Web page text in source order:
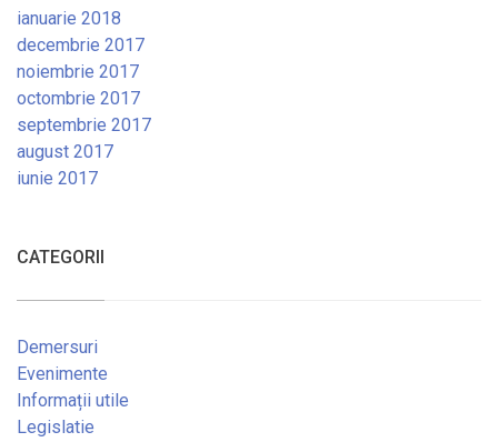
ianuarie 2018
decembrie 2017
noiembrie 2017
octombrie 2017
septembrie 2017
august 2017
iunie 2017
CATEGORII
Demersuri
Evenimente
Informații utile
Legislatie